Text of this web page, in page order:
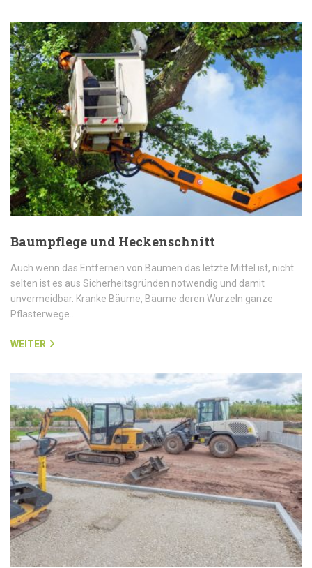
Baumpflege und Heckenschnitt
Auch wenn das Entfernen von Bäumen das letzte Mittel ist, nicht
selten ist es aus Sicherheitsgründen notwendig und damit
unvermeidbar. Kranke Bäume, Bäume deren Wurzeln ganze
Pflasterwege…
WEITER